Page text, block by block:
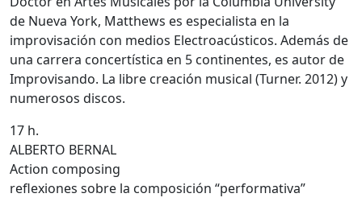
de Nueva York, Matthews es especialista en la
improvisación con medios Electroacústicos. Además de
una carrera concertística en 5 continentes, es autor de
Improvisando. La libre creación musical (Turner. 2012) y
numerosos discos.
17 h.
ALBERTO BERNAL
Action composing
reflexiones sobre la composición “performativa”